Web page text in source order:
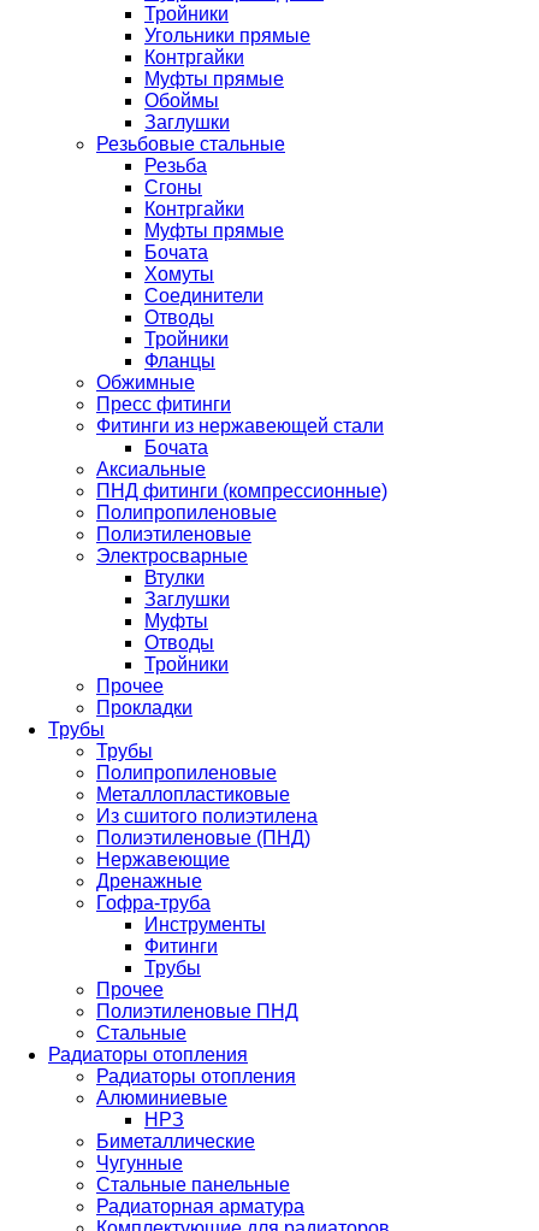
Тройники
Угольники прямые
Контргайки
Муфты прямые
Обоймы
Заглушки
Резьбовые стальные
Резьба
Сгоны
Контргайки
Муфты прямые
Бочата
Хомуты
Соединители
Отводы
Тройники
Фланцы
Обжимные
Пресс фитинги
Фитинги из нержавеющей стали
Бочата
Аксиальные
ПНД фитинги (компрессионные)
Полипропиленовые
Полиэтиленовые
Электросварные
Втулки
Заглушки
Муфты
Отводы
Тройники
Прочее
Прокладки
Трубы
Трубы
Полипропиленовые
Металлопластиковые
Из сшитого полиэтилена
Полиэтиленовые (ПНД)
Нержавеющие
Дренажные
Гофра-труба
Инструменты
Фитинги
Трубы
Прочее
Полиэтиленовые ПНД
Стальные
Радиаторы отопления
Радиаторы отопления
Алюминиевые
НРЗ
Биметаллические
Чугунные
Стальные панельные
Радиаторная арматура